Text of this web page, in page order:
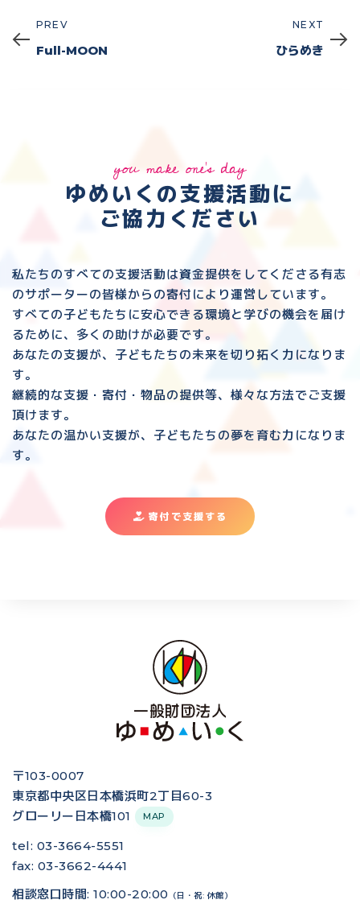
Prev
PREV
Full-MOON
NextNEXT
ひらめき
you make one's day
ゆめいくの支援活動に
ご協力ください
私たちのすべての支援活動は資金提供をしてくださる有志
のサポーターの皆様からの寄付により運営しています。
すべての子どもたちに安心できる環境と 学びの機会を届け
るために、多くの助けが必要です。
あなたの支援が、子どもたちの未来を切り拓く力になりま
す。
継続的な支援・寄付・物品の提供等、様々な方法でご支援
頂けます。
あなたの温かい支援が、子どもたちの夢を育む力になりま
す。
寄付で支援する
〒103-0007
東京都中央区日本橋浜町2丁目60-3
グローリー日本橋101
MAP
tel: 03-3664-5551
fax: 03-3662-4441
相談窓口時間: 10:00-20:00
（日・祝: 休館）